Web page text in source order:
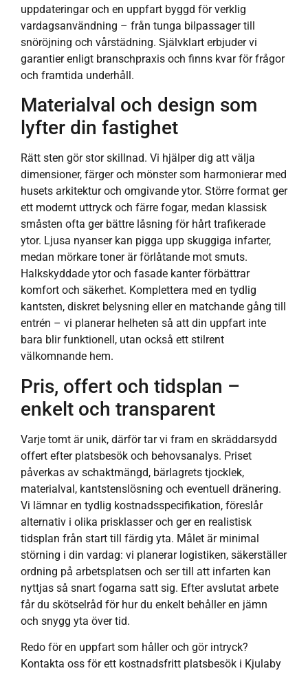
uppdateringar och en uppfart byggd för verklig
vardagsanvändning – från tunga bilpassager till
snöröjning och vårstädning. Självklart erbjuder vi
garantier enligt branschpraxis och finns kvar för frågor
och framtida underhåll.
Materialval och design som
lyfter din fastighet
Rätt sten gör stor skillnad. Vi hjälper dig att välja
dimensioner, färger och mönster som harmonierar med
husets arkitektur och omgivande ytor. Större format ger
ett modernt uttryck och färre fogar, medan klassisk
småsten ofta ger bättre låsning för hårt trafikerade
ytor. Ljusa nyanser kan pigga upp skuggiga infarter,
medan mörkare toner är förlåtande mot smuts.
Halkskyddade ytor och fasade kanter förbättrar
komfort och säkerhet. Komplettera med en tydlig
kantsten, diskret belysning eller en matchande gång till
entrén – vi planerar helheten så att din uppfart inte
bara blir funktionell, utan också ett stilrent
välkomnande hem.
Pris, offert och tidsplan –
enkelt och transparent
Varje tomt är unik, därför tar vi fram en skräddarsydd
offert efter platsbesök och behovsanalys. Priset
påverkas av schaktmängd, bärlagrets tjocklek,
materialval, kantstenslösning och eventuell dränering.
Vi lämnar en tydlig kostnadsspecifikation, föreslår
alternativ i olika prisklasser och ger en realistisk
tidsplan från start till färdig yta. Målet är minimal
störning i din vardag: vi planerar logistiken, säkerställer
ordning på arbetsplatsen och ser till att infarten kan
nyttjas så snart fogarna satt sig. Efter avslutat arbete
får du skötselråd för hur du enkelt behåller en jämn
och snygg yta över tid.
Redo för en uppfart som håller och gör intryck?
Kontakta oss för ett kostnadsfritt platsbesök i Kjulaby